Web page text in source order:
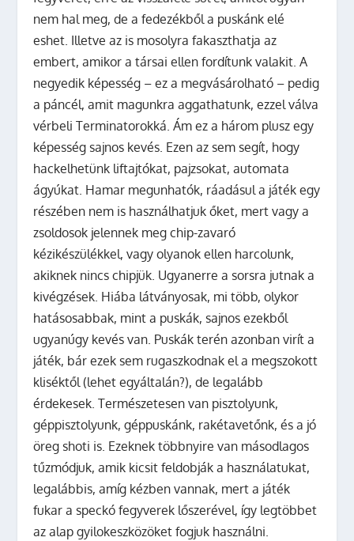
nem hal meg, de a fedezékből a puskánk elé
eshet. Illetve az is mosolyra fakaszthatja az
embert, amikor a társai ellen fordítunk valakit. A
negyedik képesség – ez a megvásárolható – pedig
a páncél, amit magunkra aggathatunk, ezzel válva
vérbeli Terminatorokká. Ám ez a három plusz egy
képesség sajnos kevés. Ezen az sem segít, hogy
hackelhetünk liftajtókat, pajzsokat, automata
ágyúkat. Hamar megunhatók, ráadásul a játék egy
részében nem is használhatjuk őket, mert vagy a
zsoldosok jelennek meg chip-zavaró
kézikészülékkel, vagy olyanok ellen harcolunk,
akiknek nincs chipjük. Ugyanerre a sorsra jutnak a
kivégzések. Hiába látványosak, mi több, olykor
hatásosabbak, mint a puskák, sajnos ezekből
ugyanúgy kevés van. Puskák terén azonban virít a
játék, bár ezek sem rugaszkodnak el a megszokott
kliséktől (lehet egyáltalán?), de legalább
érdekesek. Természetesen van pisztolyunk,
géppisztolyunk, géppuskánk, rakétavetőnk, és a jó
öreg shoti is. Ezeknek többnyire van másodlagos
tűzmódjuk, amik kicsit feldobják a használatukat,
legalábbis, amíg kézben vannak, mert a játék
fukar a speckó fegyverek lőszerével, így legtöbbet
az alap gyilokeszközöket fogjuk használni.